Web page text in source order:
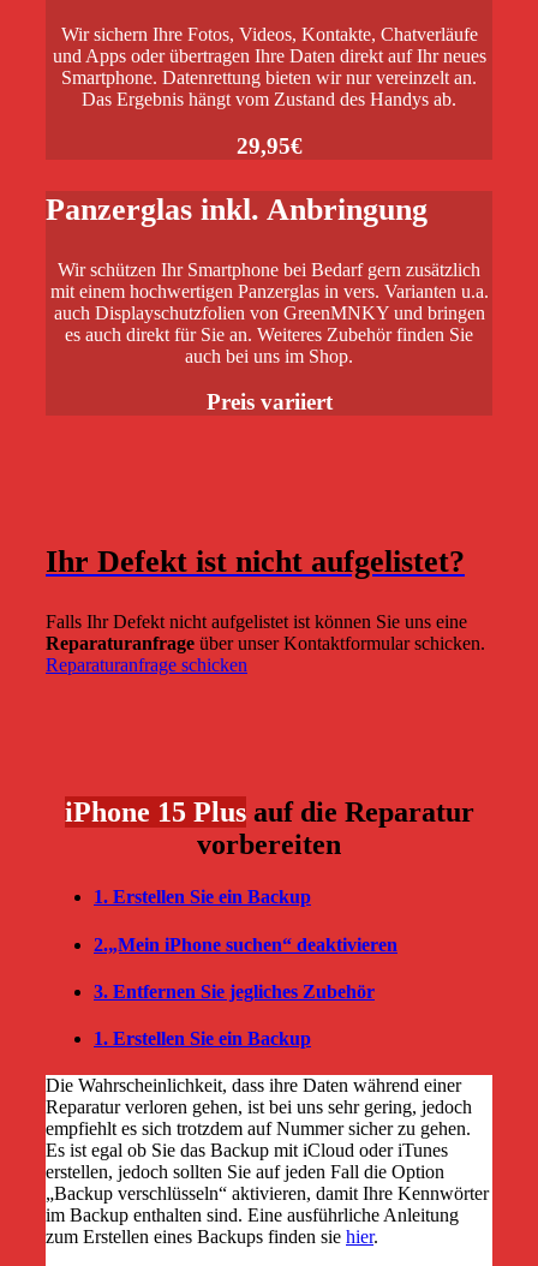
Wir sichern Ihre Fotos, Videos, Kontakte, Chatverläufe
und Apps oder übertragen Ihre Daten direkt auf Ihr neues
Smartphone. Datenrettung bieten wir nur vereinzelt an.
Das Ergebnis hängt vom Zustand des Handys ab.
29,95€
Panzerglas inkl. Anbringung
Wir schützen Ihr Smartphone bei Bedarf gern zusätzlich
mit einem hochwertigen Panzerglas in vers. Varianten u.a.
auch Displayschutzfolien von GreenMNKY und bringen
es auch direkt für Sie an. Weiteres Zubehör finden Sie
auch bei uns im Shop.
Preis variiert
Ihr Defekt ist nicht aufgelistet?
Falls Ihr Defekt nicht aufgelistet ist können Sie uns eine
Reparaturanfrage über unser Kontaktformular schicken.
Reparaturanfrage schicken
iPhone 15 Plusauf die Reparatur
vorbereiten
1. Erstellen Sie ein Backup
2.„Mein iPhone suchen“ deaktivieren
3. Entfernen Sie jegliches Zubehör
1. Erstellen Sie ein Backup
Die Wahrscheinlichkeit, dass ihre Daten während einer
Reparatur verloren gehen, ist bei uns sehr gering, jedoch
empfiehlt es sich trotzdem auf Nummer sicher zu gehen.
Es ist egal ob Sie das Backup mit iCloud oder iTunes
erstellen, jedoch sollten Sie auf jeden Fall die Option
„Backup verschlüsseln“ aktivieren, damit Ihre Kennwörter
im Backup enthalten sind. Eine ausführliche Anleitung
zum Erstellen eines Backups finden sie hier.